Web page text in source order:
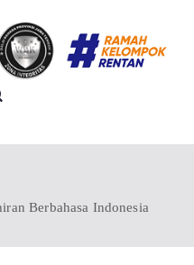
TENGAH
Berbahasa Indonesia